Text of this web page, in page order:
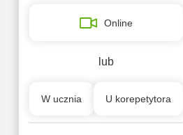
Online
lub
W ucznia U korepetytora